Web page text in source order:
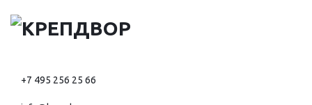
+7 495 256 25 66